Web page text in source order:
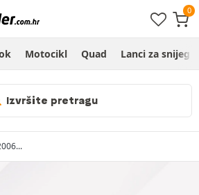
Motocikl Quad Lanci za snijeg
Izvršite pretragu